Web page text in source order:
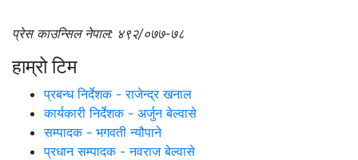
प्रेस काउन्सिल नेपाल: ४९२/०७७-७८
हाम्रो टिम
प्रबन्ध निर्देशक - राजेन्द्र खनाल
कार्यकारी निर्देशक - अर्जुन बेल्वासे
सम्पादक - भगवती न्यौपाने
प्रधान सम्पादक - नवराज बेल्वासे